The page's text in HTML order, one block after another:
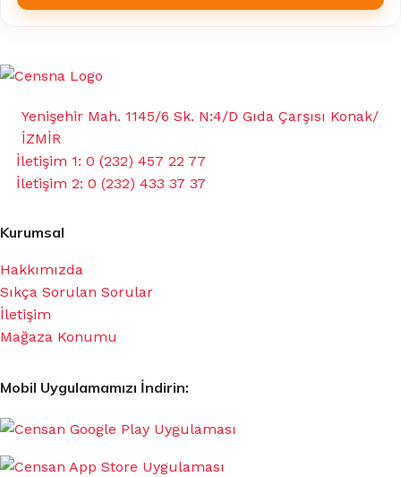
Yenişehir Mah. 1145/6 Sk. N:4/D Gıda Çarşısı Konak/
İZMİR
İletişim 1: 0 (232) 457 22 77
İletişim 2: 0 (232) 433 37 37
Kurumsal
Hakkımızda
Sıkça Sorulan Sorular
İletişim
Mağaza Konumu
Mobil Uygulamamızı İndirin: